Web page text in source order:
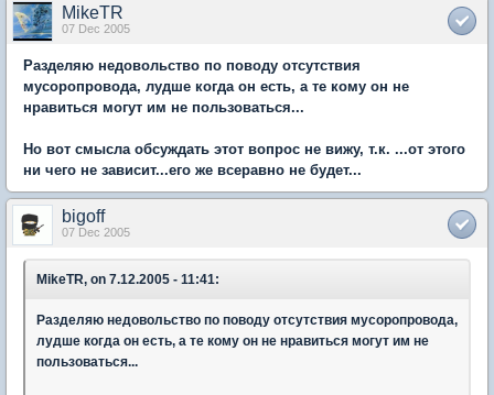
MikeTR
07 Dec 2005
Разделяю недовольство по поводу отсутствия
мусоропровода, лудше когда он есть, а те кому он не
нравиться могут им не пользоваться...
Но вот смысла обсуждать этот вопрос не вижу, т.к. ...от этого
ни чего не зависит...его же всеравно не будет...
bigoff
07 Dec 2005
MikeTR, on 7.12.2005 - 11:41:
Разделяю недовольство по поводу отсутствия мусоропровода,
лудше когда он есть, а те кому он не нравиться могут им не
пользоваться...